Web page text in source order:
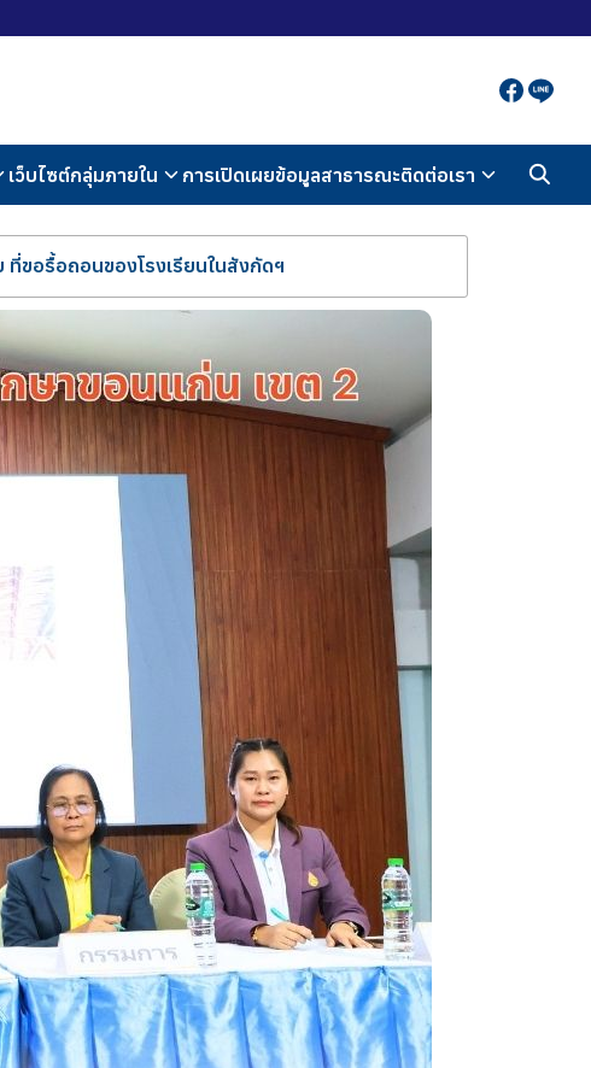
เว็บไซต์กลุ่มภายใน การเปิดเผยข้อมูลสาธารณะติดต่อเรา
ขอรื้อถอนของโรงเรียนในสังกัดฯ